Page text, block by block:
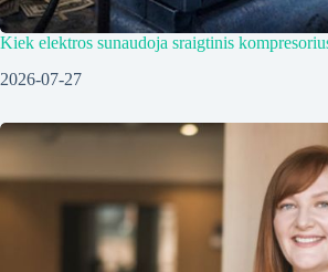
Kiek elektros sunaudoja sraigtinis
2026-07-27